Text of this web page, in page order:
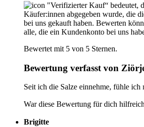
"Verifizierter Kauf“ bedeutet,
Käufer:innen abgegeben wurde, die
bei uns gekauft haben. Bewerten
alle, die ein Kundenkonto bei uns
Bewertet mit 5 von 5 Sternen.
Bewertung verfasst von
Seit ich die Salze einnehme, fühle
War diese Bewertung für dich
Brigitte